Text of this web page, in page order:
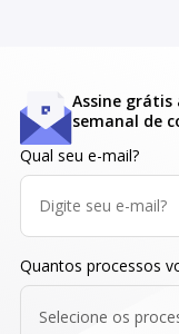
Assine grátis
semanal de
Qual seu e-mail?
Quantos processos
Selecione os